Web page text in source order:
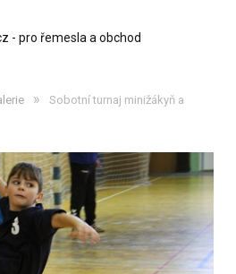
»
Sobotní turnaj minižákyň a